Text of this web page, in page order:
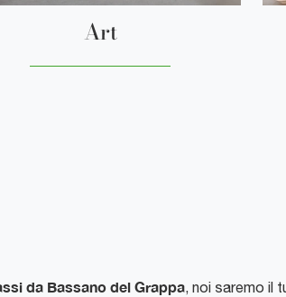
Art
da Bassano del Grappa, noi saremo il